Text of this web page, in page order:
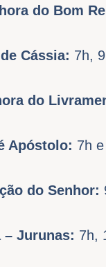
do Bom
Cássia: 7h,
do
Apóstolo: 7h
do Senhor:
– Jurunas: 7h,